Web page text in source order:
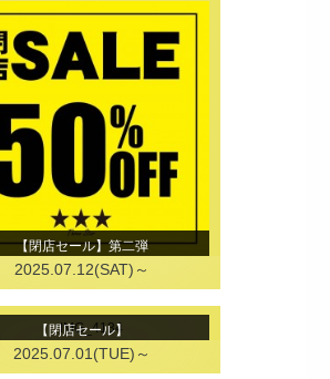
【閉店セール】第二弾
2025.07.12(SAT)～
【閉店セール】
2025.07.01(TUE)～